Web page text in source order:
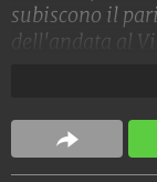
subiscono il
dell'andata al